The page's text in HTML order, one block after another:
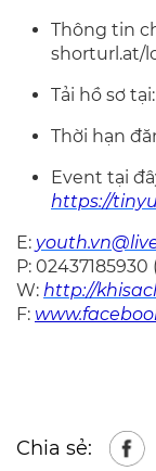
Thông tin
shorturl.at/
Tải hồ sơ tại:
Thời hạn
Event tại
https://
E:
P: 02437185930
W: http://
F:
Chia sẻ: